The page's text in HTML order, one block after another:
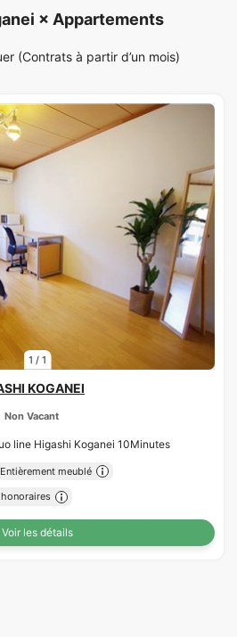
× Appartements
(Contrats à partir d’un mois)
1 / 1
KOGANEI
Non Vacant
line Higashi Koganei 10Minutes
Entièrement meublé
Voir les détails